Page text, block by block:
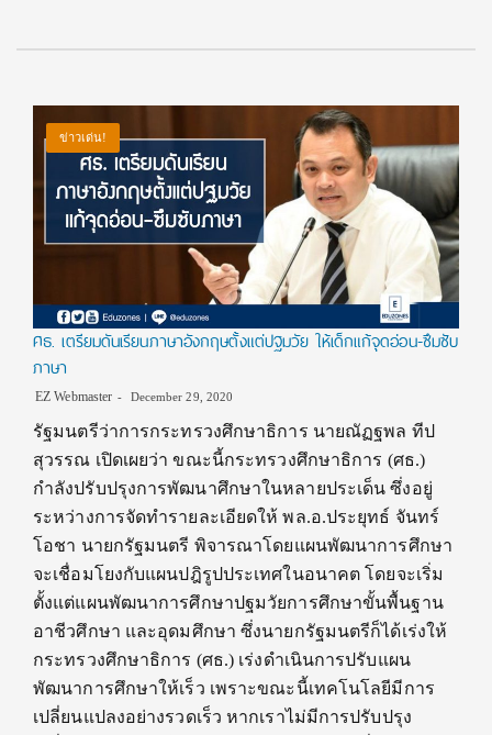
ข่าวเด่น!
ศธ. เตรียมดันเรียนภาษาอังกฤษตั้งแต่ปฐมวัย ให้เด็กแก้จุดอ่อน-ซึมซับ
ภาษา
EZ Webmaster December 29, 2020
รัฐมนตรีว่าการกระทรวงศึกษาธิการ นายณัฏฐพล ทีป
สุวรรณ เปิดเผยว่า ขณะนี้กระทรวงศึกษาธิการ (ศธ.)
กำลังปรับปรุงการพัฒนาศึกษาในหลายประเด็น ซึ่งอยู่
ระหว่างการจัดทำรายละเอียดให้ พล.อ.ประยุทธ์ จันทร์
โอชา นายกรัฐมนตรี พิจารณาโดยแผนพัฒนาการศึกษา
จะเชื่อมโยงกับแผนปฎิรูปประเทศในอนาคต โดยจะเริ่ม
ตั้งแต่แผนพัฒนาการศึกษาปฐมวัยการศึกษาขั้นพื้นฐาน
อาชีวศึกษา และอุดมศึกษา ซึ่งนายกรัฐมนตรีก็ได้เร่งให้
กระทรวงศึกษาธิการ (ศธ.) เร่งดำเนินการปรับแผน
พัฒนาการศึกษาให้เร็ว เพราะขณะนี้เทคโนโลยีมีการ
เปลี่ยนแปลงอย่างรวดเร็ว หากเราไม่มีการปรับปรุง